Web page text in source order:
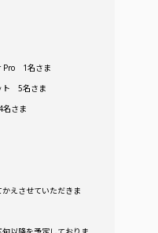
Pro 1名さま
ト 5名さま
さま
えさせていただきま